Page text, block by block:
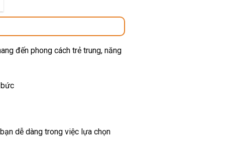
₫.
đến phong cách trẻ trung, năng
dễ dàng trong việc lựa chọn